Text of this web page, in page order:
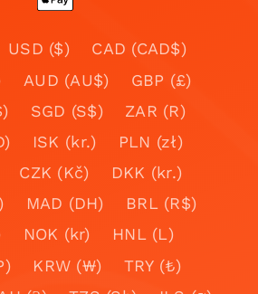
USD ($)
CAD (CAD$)
AUD (AU$)
GBP (£)
SGD (S$)
ZAR (R)
ISK (kr.)
PLN (zł)
CZK (Kč)
DKK (kr.)
MAD (DH)
BRL (R$)
NOK (kr)
HNL (L)
KRW (₩)
TRY (₺)